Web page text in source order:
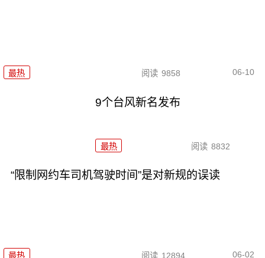
最热 阅读 9858 06-10
9个台风新名发布
最热 阅读 8832
“限制网约车司机驾驶时间”是对新规的误读
最热 阅读 12894 06-02